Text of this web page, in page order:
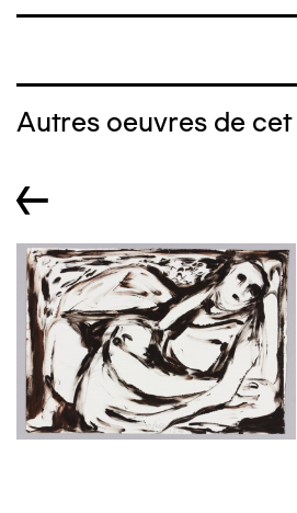
Autres oeuvres de
←